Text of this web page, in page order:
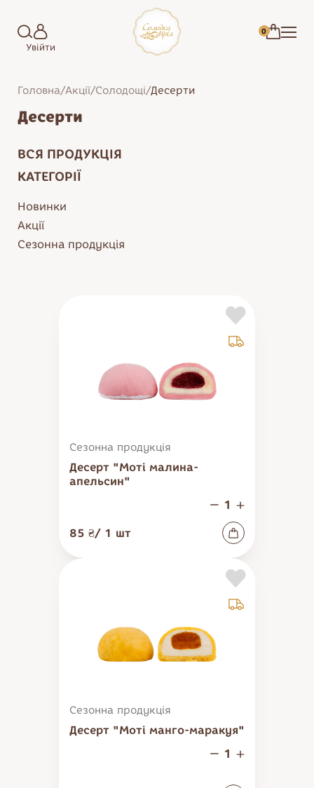
Увійти
0
Печиво
Бісквіти та здоба
Головна/Акції/Солодощі/Десерти
Десерти
ВСЯ ПРОДУКЦІЯ
КАТЕГОРІЇ
Новинки
Акції
Сезонна продукція
Сезонна продукція
Десерт "Моті малина-
апельсин"
85 ₴/ 1 шт
Сезонна продукція
Десерт "Моті манго-маракуя"